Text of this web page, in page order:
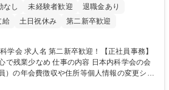
なし 未経験者歓迎
退職金あり
給 土日祝休み 第二新卒歓迎
正社員事務】
の内容 日本内科学会の会
）の年会費徴収や住所等個人情報の変更シス
お任せします。将来的には、各種委員会の運